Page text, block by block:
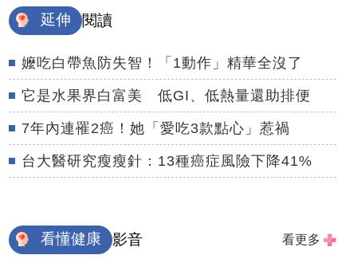
延伸 閱讀
嬤吃白帶魚防失智！「1動作」精華全沒了
它是水果界白富美 低GI、低熱量還助排便
7年內連罹2癌！她「愛吃3款點心」惹禍
台大醫研究瘦瘦針：13種癌症風險下降41%
看懂健康 影音 看更多